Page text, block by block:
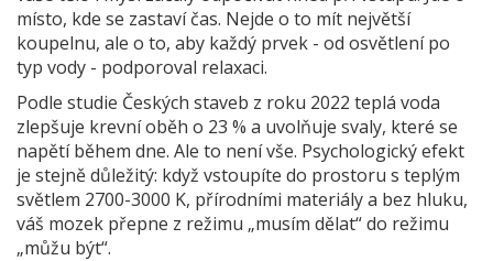
místo, kde se zastaví čas. Nejde o to mít největší
koupelnu, ale o to, aby každý prvek - od osvětlení po
typ vody - podporoval relaxaci.
Podle studie Českých staveb z roku 2022 teplá voda
zlepšuje krevní oběh o 23 % a uvolňuje svaly, které se
napětí během dne. Ale to není vše. Psychologický efekt
je stejně důležitý: když vstoupíte do prostoru s teplým
světlem 2700-3000 K, přírodními materiály a bez hluku,
váš mozek přepne z režimu „musím dělat“ do režimu
„můžu být“.